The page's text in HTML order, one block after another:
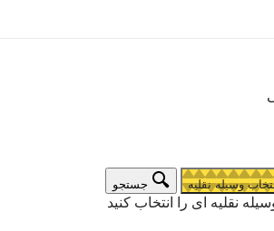
وسیله نقلیه جستجو
نقلیه ای را انتخاب کنید